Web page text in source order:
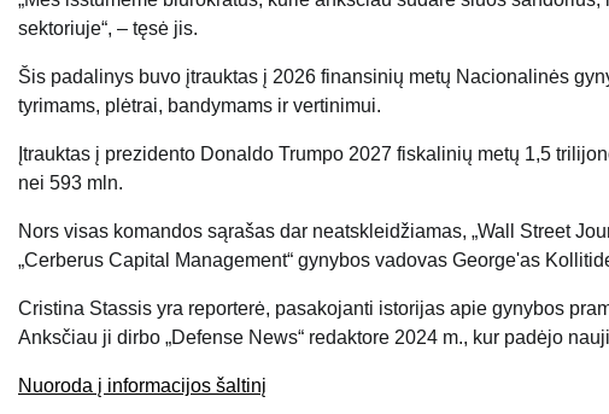
sektoriuje“, – tęsė jis.
Šis padalinys buvo įtrauktas į 2026 finansinių metų Nacionalinės
tyrimams, plėtrai, bandymams ir vertinimui.
Įtrauktas į prezidento Donaldo Trumpo 2027 fiskalinių metų 1,5
nei 593 mln.
Nors visas komandos sąrašas dar neatskleidžiamas, „Wall Street
„Cerberus Capital Management“ gynybos vadovas George'as
Cristina Stassis yra reporterė, pasakojanti istorijas apie gynybos
Anksčiau ji dirbo „Defense News“ redaktore 2024 m., kur padėjo
Nuoroda į informacijos šaltinį